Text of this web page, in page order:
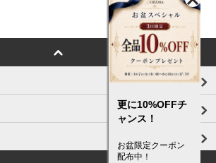
更に10%OFFチ
ャンス！
お盆限定クーポン
配布中！